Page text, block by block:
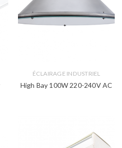
ÉCLAIRAGE INDUSTRIEL
High Bay 100W 220-240V AC